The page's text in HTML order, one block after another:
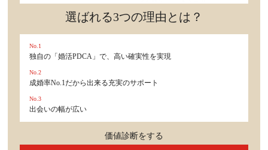
選ばれる3つの理由とは？
No.1
独自の「婚活PDCA」で、高い確実性を実現
No.2
成婚率No.1だから出来る充実のサポート
No.3
出会いの幅が広い
価値診断をする